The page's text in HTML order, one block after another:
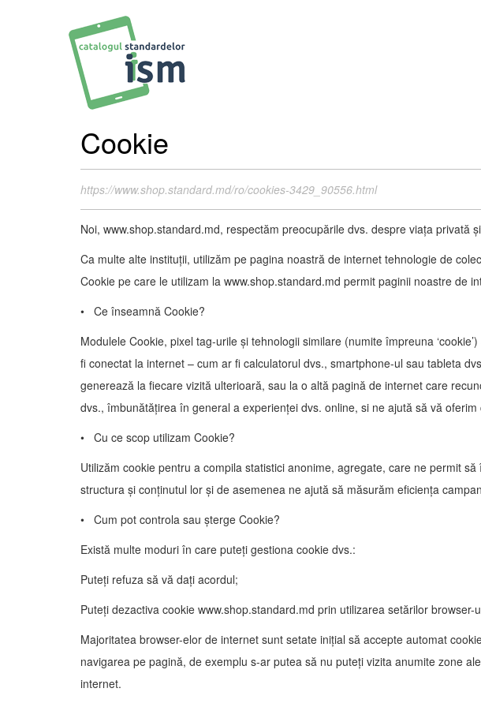
Cookie
https://www.shop.standard.md/ro/cookies-3429_90556.html
Noi, www.shop.standard.md, respectăm preocupările dvs. despre viața privată
Ca multe alte instituții, utilizăm pe pagina noastră de internet tehnologie de
Cookie pe care le utilizam la www.shop.standard.md permit paginii noastre de
• Ce înseamnă Cookie?
Modulele Cookie, pixel tag-urile și tehnologii similare (numite împreuna
fi conectat la internet – cum ar fi calculatorul dvs., smartphone-ul sau tableta
generează la fiecare vizită ulterioară, sau la o altă pagină de internet care
dvs., îmbunătățirea în general a experienței dvs. online, si ne ajută să vă
• Cu ce scop utilizam Cookie?
Utilizăm cookie pentru a compila statistici anonime, agregate, care ne permit
structura și conținutul lor și de asemenea ne ajută să măsurăm eficiența
• Cum pot controla sau șterge Cookie?
Există multe moduri în care puteți gestiona cookie dvs.:
Puteți refuza să vă dați acordul;
Puteți dezactiva cookie www.shop.standard.md prin utilizarea setărilor browser-
Majoritatea browser-elor de internet sunt setate inițial să accepte automat
navigarea pe pagină, de exemplu s-ar putea să nu puteți vizita anumite zone
internet.